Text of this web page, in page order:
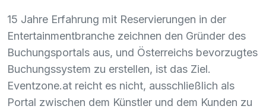
15 Jahre Erfahrung mit Reservierungen in der
Entertainmentbranche zeichnen den Gründer des
Buchungsportals aus, und Österreichs bevorzugtes
Buchungssystem zu erstellen, ist das Ziel.
Eventzone.at reicht es nicht, ausschließlich als
Portal zwischen dem Künstler und dem Kunden zu